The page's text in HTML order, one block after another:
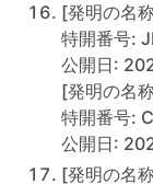
[発明の名
特開番号:
公開日:
[発明の名
特開番号:
公開日:
[発明の名